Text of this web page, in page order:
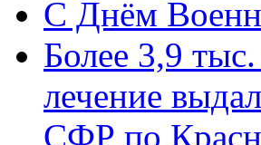
C Днём
Более 3,9
лечение
СФР по